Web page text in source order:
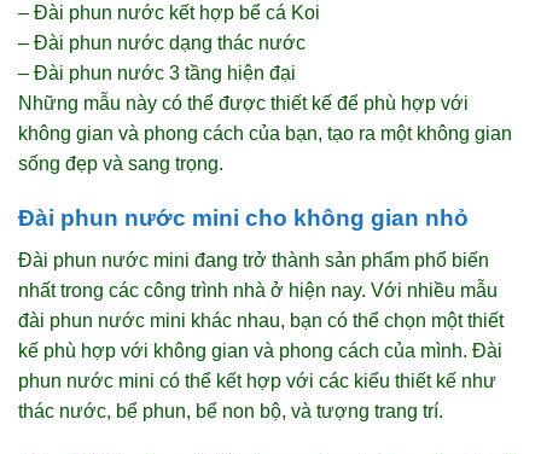
– Đài phun nước kết hợp bể cá Koi
– Đài phun nước dạng thác nước
– Đài phun nước 3 tầng hiện đại
Những mẫu này có thể được thiết kế để phù hợp với
không gian và phong cách của bạn, tạo ra một không gian
sống đẹp và sang trọng.
Đài phun nước mini cho không gian nhỏ
Đài phun nước mini đang trở thành sản phẩm phổ biến
nhất trong các công trình nhà ở hiện nay. Với nhiều mẫu
đài phun nước mini khác nhau, bạn có thể chọn một thiết
kế phù hợp với không gian và phong cách của mình. Đài
phun nước mini có thể kết hợp với các kiểu thiết kế như
thác nước, bể phun, bể non bộ, và tượng trang trí.